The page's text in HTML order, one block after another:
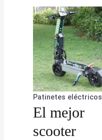
Patinetes eléctricos
El mejor
scooter